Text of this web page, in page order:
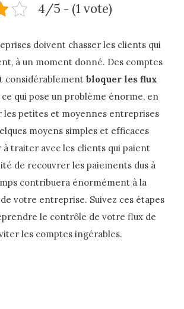
4/5 - (1 vote)
doivent chasser les clients qui
à un moment donné. Des comptes
considérablement bloquer les flux
ce qui pose un problème énorme, en
les petites et moyennes entreprises
moyens simples et efficaces
à traiter avec les clients qui paient
de recouvrer les paiements dus à
contribuera énormément à la
votre entreprise. Suivez ces étapes
le contrôle de votre flux de
les comptes ingérables.